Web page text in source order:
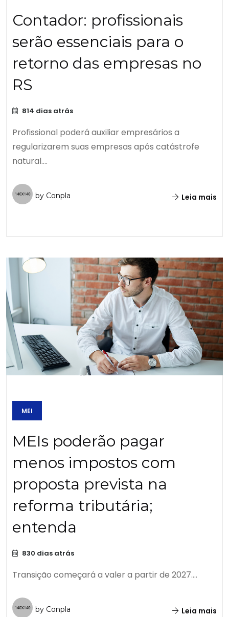
Contador: profissionais
serão essenciais para o
retorno das empresas no
RS
814 dias atrás
Profissional poderá auxiliar empresários a
regularizarem suas empresas após catástrofe
natural....
by Conpla Leia mais
MEI
MEIs poderão pagar
menos impostos com
proposta prevista na
reforma tributária;
entenda
830 dias atrás
Transição começará a valer a partir de 2027....
by Conpla Leia mais